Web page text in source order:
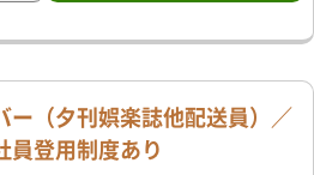
ー（夕刊娯楽誌他配送員）／
員登用制度あり